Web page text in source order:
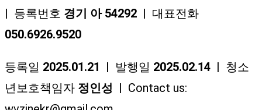
| 등록번호 경기 아 54292 | 대표전화
050.6926.9520
등록일 2025.01.21 | 발행일 2025.02.14 | 청소
년보호책임자 정인성 | Contact us: